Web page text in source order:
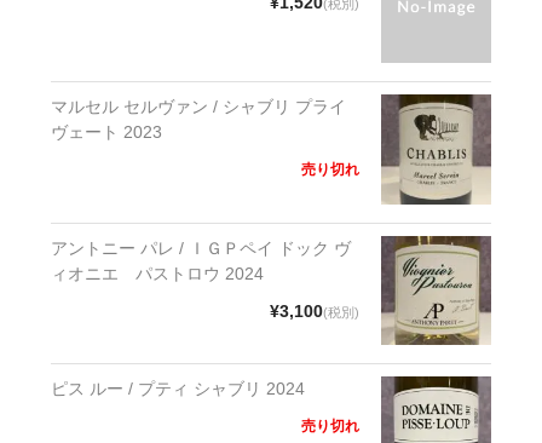
(税別)
マルセル セルヴァン / シャブリ プライ
ヴェート 2023
売り切れ
アントニー パレ / ＩＧＰペイ ドック ヴ
ィオニエ パストロウ 2024
¥3,100(税別)
ピス ルー / プティ シャブリ 2024
売り切れ